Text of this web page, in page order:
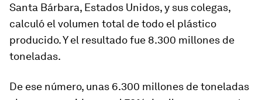
Santa Bárbara, Estados Unidos, y sus colegas,
calculó el volumen total de todo el plástico
producido. Y el resultado fue 8.300 millones de
toneladas.
De ese número, unas 6.300 millones de toneladas